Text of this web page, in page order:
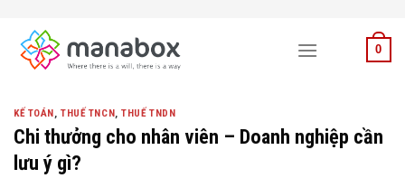
content
0
KẾ TOÁN,THUẾ TNCN,THUẾ TNDN
Chi thưởng cho nhân viên – Doanh nghiệp cần
lưu ý gì?